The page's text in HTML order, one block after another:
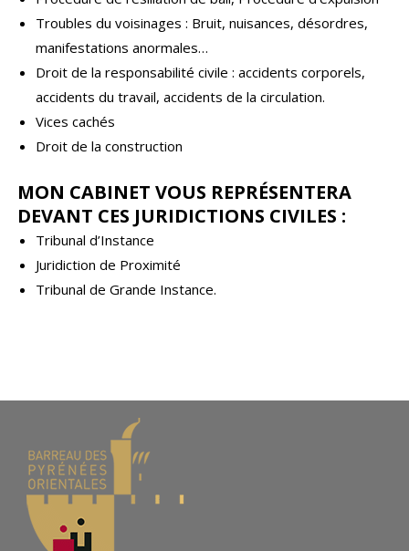
Troubles du voisinages : Bruit, nuisances, désordres,
manifestations anormales…
Droit de la responsabilité civile : accidents corporels,
accidents du travail, accidents de la circulation.
Vices cachés
Droit de la construction
MON CABINET VOUS REPRÉSENTERA
DEVANT CES JURIDICTIONS CIVILES :
Tribunal d’Instance
Juridiction de Proximité
Tribunal de Grande Instance.